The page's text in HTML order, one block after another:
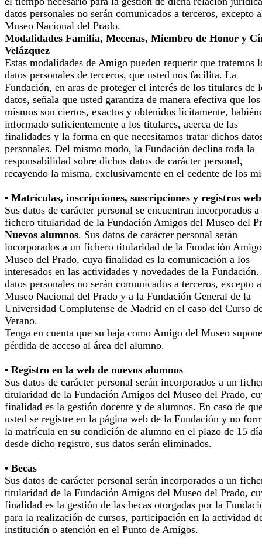
datos personales no serán comunicados a terceros, excepto
Museo Nacional del Prado.
Modalidades Familia, Mecenas, Miembro de Honor y
Velázquez
Estas modalidades de Amigo pueden requerir que tratemos
datos personales de terceros, que usted nos facilita. La
Fundación, en aras de proteger el interés de los titulares de
datos, señala que usted garantiza de manera efectiva que los
mismos son ciertos, exactos y obtenidos lícitamente,
informado suficientemente a los titulares, acerca de las
finalidades y la forma en que necesitamos tratar dichos
personales. Del mismo modo, la Fundación declina toda la
responsabilidad sobre dichos datos de carácter personal,
recayendo la misma, exclusivamente en el cedente de los
• Matrículas, inscripciones, suscripciones y registros web
Sus datos de carácter personal se encuentran incorporados a
fichero titularidad de la Fundación Amigos del Museo del
Nuevos alumnos. Sus datos de carácter personal serán
incorporados a un fichero titularidad de la Fundación
Museo del Prado, cuya finalidad es la comunicación a los
interesados en las actividades y novedades de la Fundación.
datos personales no serán comunicados a terceros, excepto
Museo Nacional del Prado y a la Fundación General de la
Universidad Complutense de Madrid en el caso del Curso
Verano.
Tenga en cuenta que su baja como Amigo del Museo
pérdida de acceso al área del alumno.
• Registro en la web de nuevos alumnos
Sus datos de carácter personal serán incorporados a un
titularidad de la Fundación Amigos del Museo del Prado,
finalidad es la gestión docente y de alumnos. En caso de
usted se registre en la página web de la Fundación y no
la matrícula en su condición de alumno en el plazo de 15
desde dicho registro, sus datos serán eliminados.
• Becas
Sus datos de carácter personal serán incorporados a un
titularidad de la Fundación Amigos del Museo del Prado,
finalidad es la gestión de las becas otorgadas por la
para la realización de cursos, participación en la actividad
institución o atención en el Punto de Amigos.